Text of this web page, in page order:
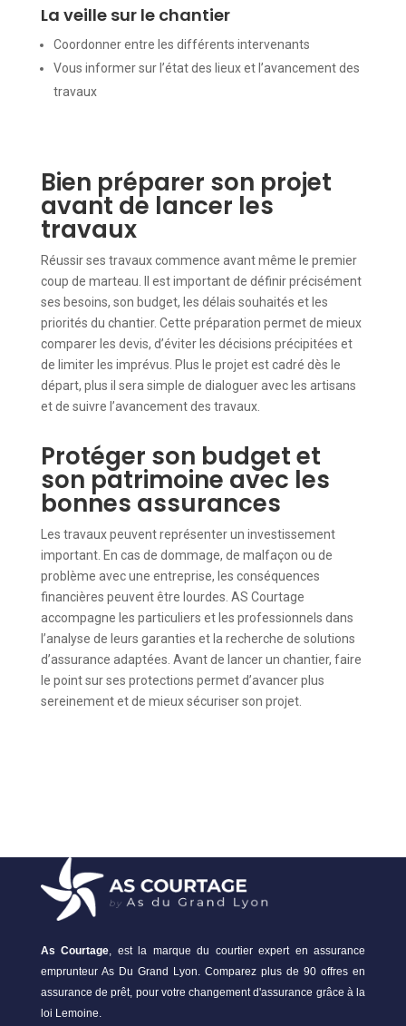
La veille sur le chantier
Coordonner entre les différents intervenants
Vous informer sur l’état des lieux et l’avancement des
travaux
Bien préparer son projet
avant de lancer les
travaux
Réussir ses travaux commence avant même le premier
coup de marteau. Il est important de définir précisément
ses besoins, son budget, les délais souhaités et les
priorités du chantier. Cette préparation permet de mieux
comparer les devis, d’éviter les décisions précipitées et
de limiter les imprévus. Plus le projet est cadré dès le
départ, plus il sera simple de dialoguer avec les artisans
et de suivre l’avancement des travaux.
Protéger son budget et
son patrimoine avec les
bonnes assurances
Les travaux peuvent représenter un investissement
important. En cas de dommage, de malfaçon ou de
problème avec une entreprise, les conséquences
financières peuvent être lourdes. AS Courtage
accompagne les particuliers et les professionnels dans
l’analyse de leurs garanties et la recherche de solutions
d’assurance adaptées. Avant de lancer un chantier, faire
le point sur ses protections permet d’avancer plus
sereinement et de mieux sécuriser son projet.
As Courtage , est la marque du courtier expert en assurance
emprunteur As Du Grand Lyon. Comparez plus de 90 offres en
assurance de prêt, pour votre changement d'assurance grâce à la
loi Lemoine.